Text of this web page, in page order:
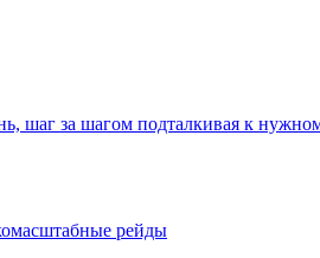
шаг за шагом подталкивая к
рейды